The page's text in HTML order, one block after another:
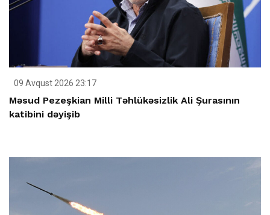
09 Avqust 2026 23:17
Məsud Pezeşkian Milli Təhlükəsizlik Ali Şurasının
katibini dəyişib